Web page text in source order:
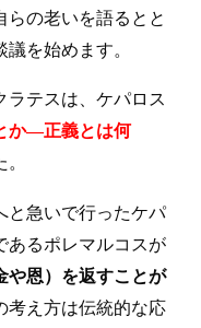
の老いを語るとと
を始めます。
ラテスは、ケパロス
か—正義とは何
と急いで行ったケパ
あるポレマルコスが
や恩）を返すことが
考え方は伝統的な応